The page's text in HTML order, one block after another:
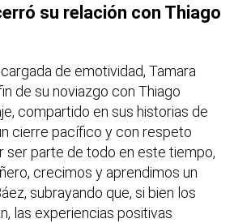
su relación con Thiago
de emotividad, Tamara
de su noviazgo con Thiago
compartido en sus historias de
cierre pacífico y con respeto
ser parte de todo en este tiempo,
crecimos y aprendimos un
subrayando que, si bien los
las experiencias positivas